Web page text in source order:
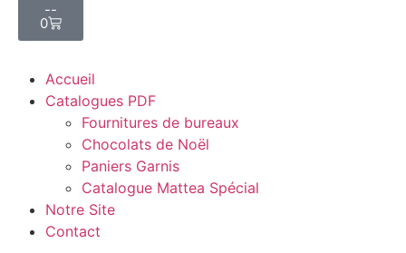
--
0
Accueil
Catalogues PDF
Fournitures de bureaux
Chocolats de Noël
Paniers Garnis
Catalogue Mattea Spécial
Notre Site
Contact